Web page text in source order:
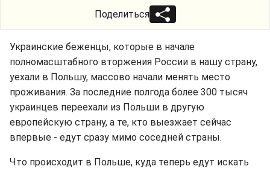
Поделиться
Украинские беженцы, которые в начале
полномасштабного вторжения России в нашу страну,
уехали в Польшу, массово начали менять место
проживания. За последние полгода более 300 тысяч
украинцев переехали из Польши в другую
европейскую страну, а те, кто выезжает сейчас
впервые - едут сразу мимо соседней страны.
Что происходит в Польше, куда теперь едут искать